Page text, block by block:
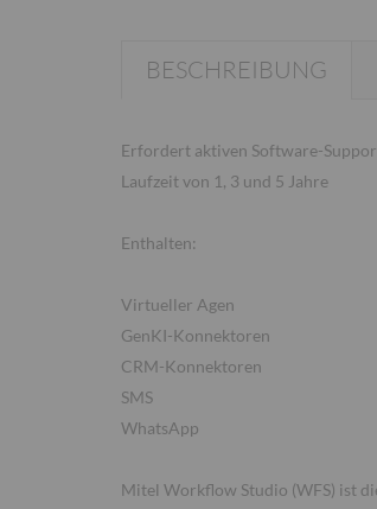
BESCHREIBUNG
Erfordert aktiven Software-
Laufzeit von 1, 3 und 5 Jahre
Enthalten:
Virtueller Agen
GenKI-Konnektoren
CRM-Konnektoren
SMS
WhatsApp
Mitel Workflow Studio (WFS) ist